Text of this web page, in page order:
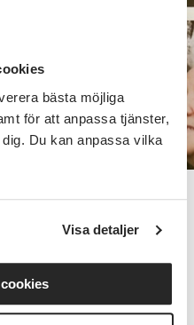
bästa möjliga
för att anpassa tjänster,
Du kan anpassa vilka
Visa detaljer
lotta.lindqvist@sv.se